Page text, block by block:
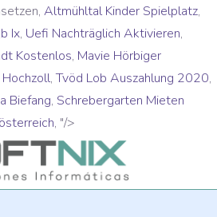
Altmühltal Kinder Spielplatz,
Ix, Uefi Nachträglich Aktivieren,
Kostenlos, Mavie Hörbiger
,Tvöd Lob Auszahlung 2020,
Biefang, Schrebergarten Mieten
, "/>